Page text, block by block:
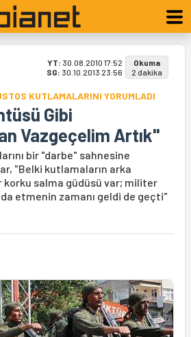
YT: 30.08.2010 17:52
SG: 30.10.2013 23:56
Okuma
2 dakika
KUTLAMALARINI YORUMLADI
Gibi
Vazgeçelim Artık"
bir "darbe" sahnesine
"Belki kutlamaların arka
korku salma güdüsü var; militer
etmenin zamanı geldi de geçti"